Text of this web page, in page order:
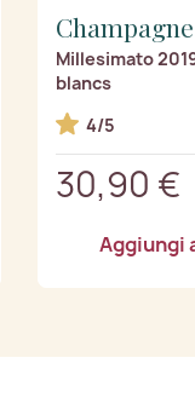
Millesimato
blancs
4/5
30,90 €
Aggiungi